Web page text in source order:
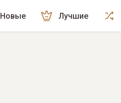
Новые Лучшие